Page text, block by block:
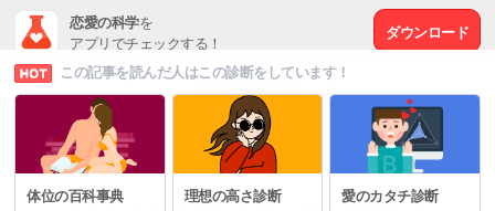
恋愛の科学を
アプリでチェックする！
ダウンロード
# 恋の悩みを解決する方法
この記事を読んだ人はこの診断をしています！
体位の百科事典 理想の高さ診断 愛のカタチ診断